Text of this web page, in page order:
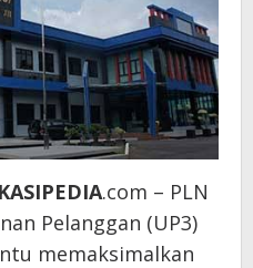
.com – PLN
Pelanggan (UP3)
memaksimalkan